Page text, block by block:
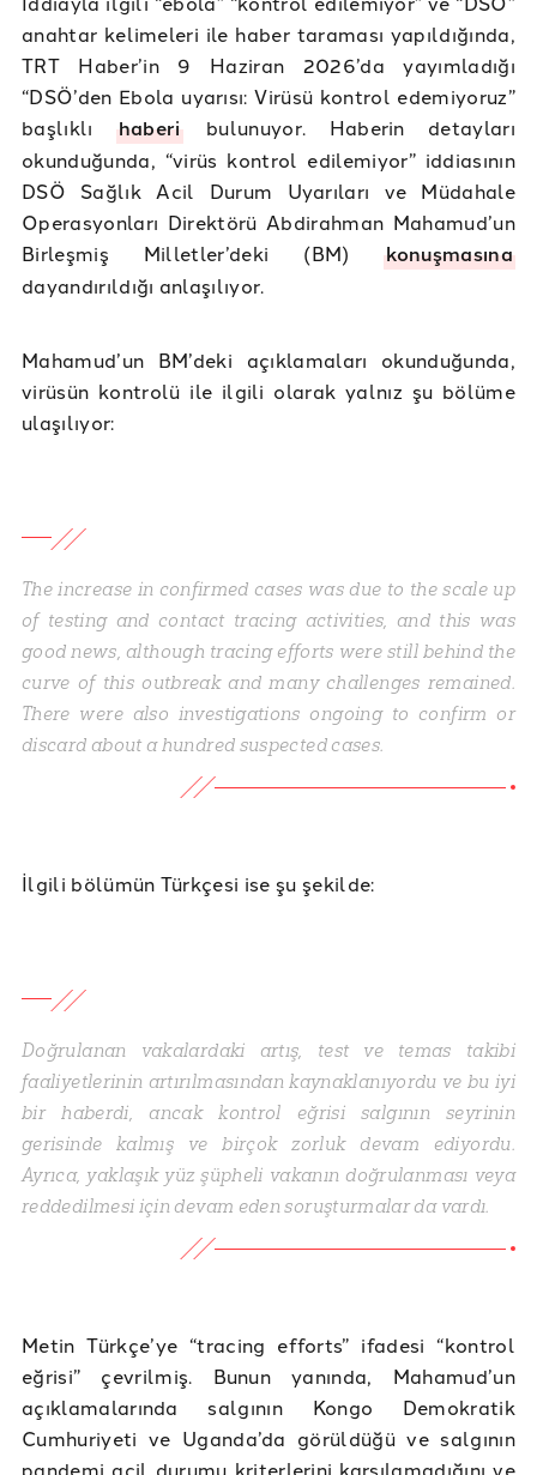
anahtar kelimeleri ile haber taraması yapıldığında,
TRT Haber’in 9 Haziran 2026’da yayımladığı
“DSÖ’den Ebola uyarısı: Virüsü kontrol edemiyoruz”
başlıklı haberibulunuyor. Haberin detayları
okunduğunda, “virüs kontrol edilemiyor” iddiasının
DSÖ Sağlık Acil Durum Uyarıları ve Müdahale
Operasyonları Direktörü Abdirahman Mahamud’un
Birleşmiş Milletler’deki (BM)konuşmasına
dayandırıldığı anlaşılıyor.
Mahamud’un BM’deki açıklamaları okunduğunda,
virüsün kontrolü ile ilgili olarak yalnız şu bölüme
ulaşılıyor:
The increase in confirmed cases was due to the scale up
of testing and contact tracing activities, and this was
good news, although tracing efforts were still behind the
curve of this outbreak and many challenges remained.
There were also investigations ongoing to confirm or
discard about a hundred suspected cases.
İlgili bölümün Türkçesi ise şu şekilde:
Doğrulanan vakalardaki artış, test ve temas takibi
faaliyetlerinin artırılmasından kaynaklanıyordu ve bu iyi
bir haberdi, ancak kontrol eğrisi salgının seyrinin
gerisinde kalmış ve birçok zorluk devam ediyordu.
Ayrıca, yaklaşık yüz şüpheli vakanın doğrulanması veya
reddedilmesi için devam eden soruşturmalar da vardı.
Metin Türkçe’ye “tracing efforts” ifadesi “kontrol
eğrisi” çevrilmiş. Bunun yanında, Mahamud’un
açıklamalarında salgının Kongo Demokratik
Cumhuriyeti ve Uganda’da görüldüğü ve salgının
pandemi acil durumu kriterlerini karşılamadığını ve